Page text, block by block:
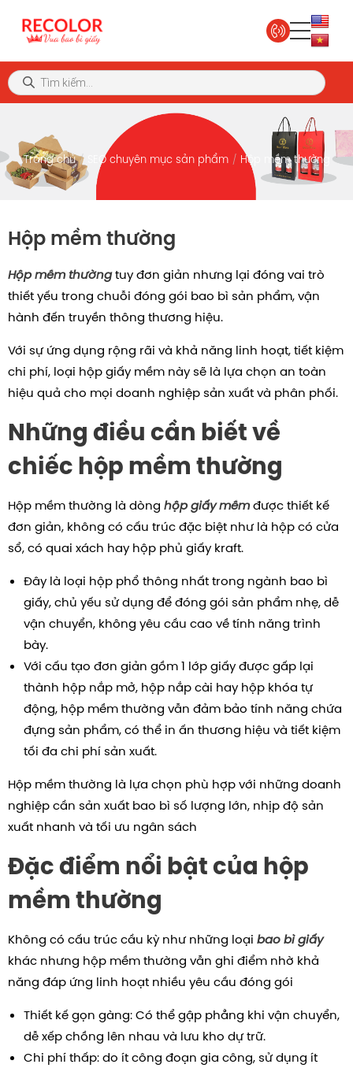
Trang chủ SEO chuyên mục sản phẩm Hộp mềm thường
Hộp mềm thường
Hộp mềm thườngtuy đơn giản nhưng lại đóng vai trò
thiết yếu trong chuỗi đóng gói bao bì sản phẩm, vận
hành đến truyền thông thương hiệu.
Với sự ứng dụng rộng rãi và khả năng linh hoạt, tiết kiệm
chi phí, loại hộp giấy mềm này sẽ là lựa chọn an toàn
hiệu quả cho mọi doanh nghiệp sản xuất và phân phối.
Những điều cần biết về
chiếc hộp mềm thường
Hộp mềm thường là dòng hộp giấy mềmđược thiết kế
đơn giản, không có cấu trúc đặc biệt như là hộp có cửa
sổ, có quai xách hay hộp phủ giấy kraft.
Đây là loại hộp phổ thông nhất trong ngành bao bì
giấy, chủ yếu sử dụng để đóng gói sản phẩm nhẹ, dễ
vận chuyển, không yêu cầu cao về tính năng trình
bày.
Với cấu tạo đơn giản gồm 1 lớp giấy được gấp lại
thành hộp nắp mở, hộp nắp cài hay hộp khóa tự
động, hộp mềm thường vẫn đảm bảo tính năng chứa
đựng sản phẩm, có thể in ấn thương hiệu và tiết kiệm
tối đa chi phí sản xuất.
Hộp mềm thường là lựa chọn phù hợp với những doanh
nghiệp cần sản xuất bao bì số lượng lớn, nhịp độ sản
xuất nhanh và tối ưu ngân sách
Đặc điểm nổi bật của hộp
mềm thường
Không có cấu trúc cầu kỳ như những loại bao bì giấy
khác nhưng hộp mềm thường vẫn ghi điểm nhờ khả
năng đáp ứng linh hoạt nhiều yêu cầu đóng gói
Thiết kế gọn gàng: Có thể gập phẳng khi vận chuyển,
dễ xếp chồng lên nhau và lưu kho dự trữ.
Chi phí thấp: do ít công đoạn gia công, sử dụng ít